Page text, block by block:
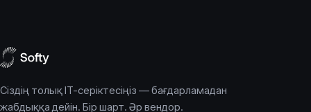
Сіздің толық IT-серіктесіңіз — бағдарламадан
жабдыққа дейін. Бір шарт. Әр вендор.